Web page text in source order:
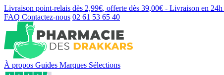
Livraison point-relais dès 2,99€, offerte dès 39,00€ - Livraison en 24h
FAQ Contactez-nous 02 61 53 65 40
À propos Guides Marques Sélections